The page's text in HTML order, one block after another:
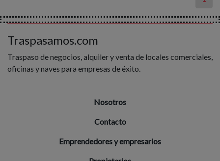
Traspasamos.com
Traspaso de negocios, alquiler y venta de locales comerciales,
oficinas y naves para empresas de éxito.
Nosotros
Contacto
Emprendedores y empresarios